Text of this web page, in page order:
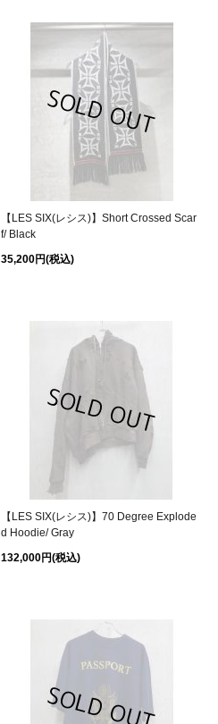
【LES SIX(レシス)】Short Crossed Scar
f/ Black
35,200円(税込)
【LES SIX(レシス)】70 Degree Explode
d Hoodie/ Gray
132,000円(税込)